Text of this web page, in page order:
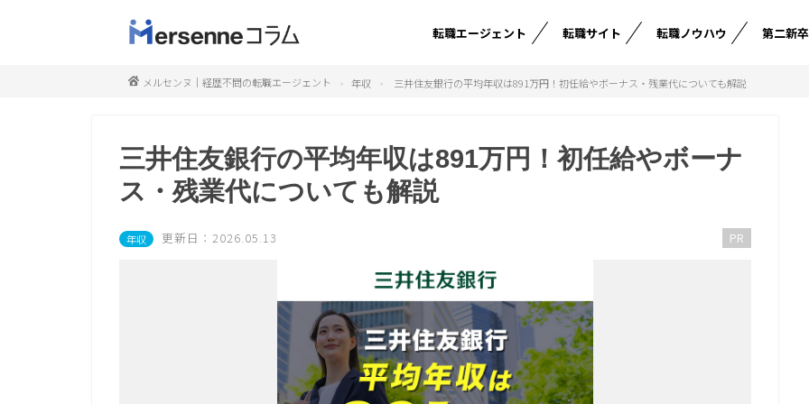
転職エージェント 転職サイト 転職ノウハウ 第二新卒
メルセンヌ｜経歴不問の転職エージェント 年収 三井住友銀行の平均年収は891万円！初任給やボーナス・残業代についても解説
三井住友銀行の平均年収は891万円！初任給やボーナ
ス・残業代についても解説
年収 更新日：2026.05.13 PR